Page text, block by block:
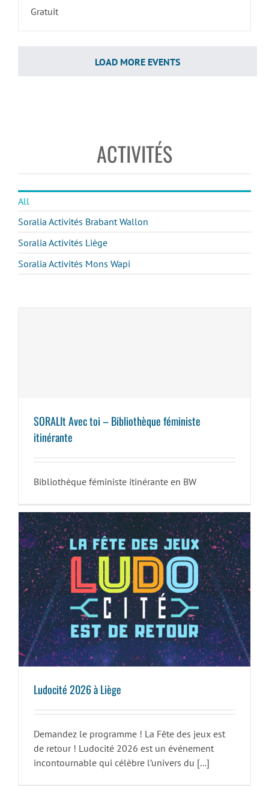
Gratuit
LOAD MORE EVENTS
ACTIVITÉS
All
Soralia Activités Brabant Wallon
Soralia Activités Liège
Soralia Activités Mons Wapi
SORALIt Avec toi – Bibliothèque féministe
itinérante
Bibliothèque féministe itinérante en BW
Ludocité 2026 à Liège
Ludocité 2026 à Liège
Demandez le programme ! La Fête des jeux est
de retour ! Ludocité 2026 est un événement
incontournable qui célèbre l’univers du [...]